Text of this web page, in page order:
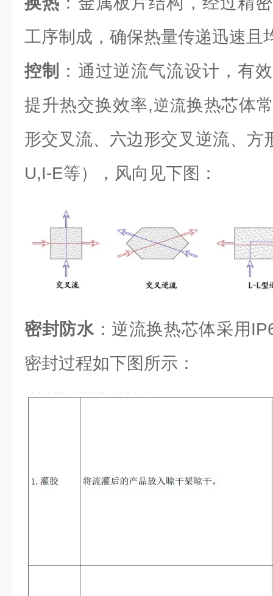
工序制成，确保热量传递迅速且
控制
：通过逆流气流设计，有
提升热交换效率,逆流换热芯体
形交叉流、六边形交叉逆流、方
U,I-E等），风向见下图：
密封防水：逆流换热芯体采用
密封过程如下图所示：